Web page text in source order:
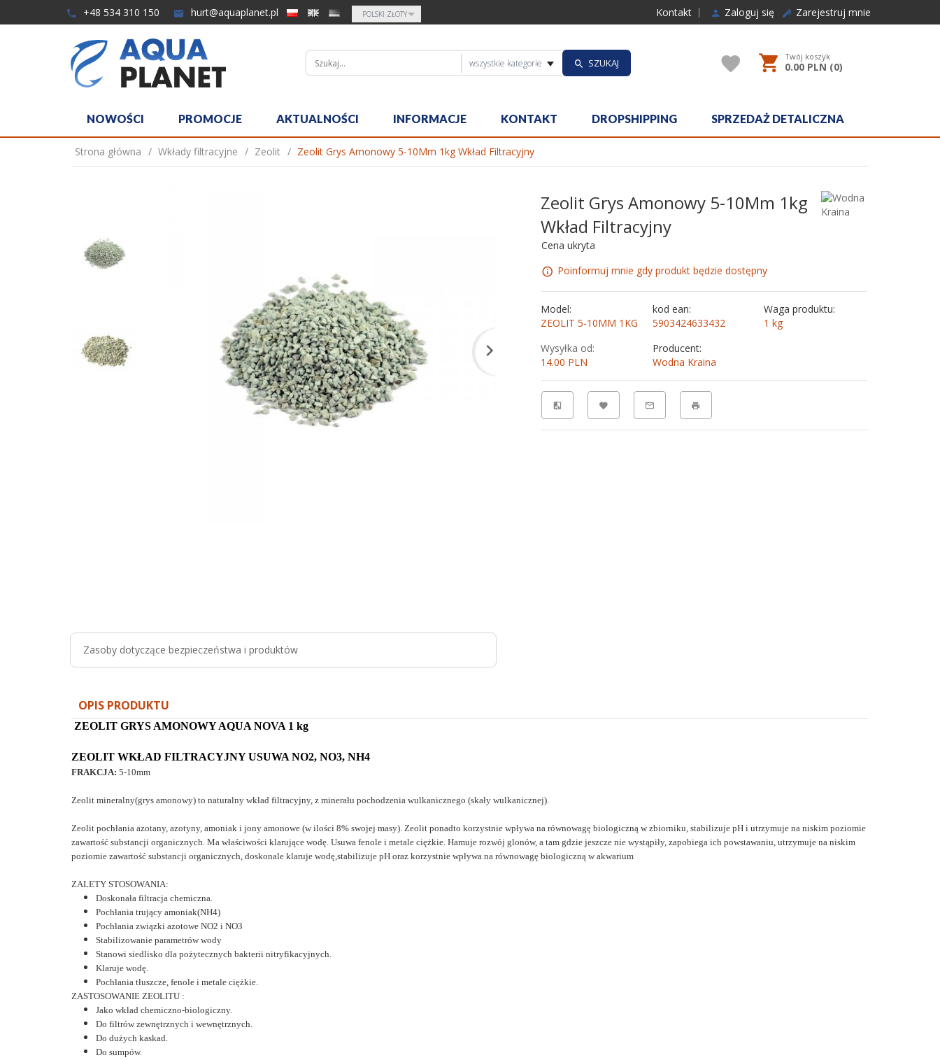
+48 534 310 150 hurt@aquaplanet.pl currency_h
POLSKI ZŁOTY Kontakt Zaloguj się Zarejestruj mnie
categories_searcher
wszystkie kategorie SZUKAJ
Twój koszyk
0.00 PLN (0)
NOWOŚCI PROMOCJE AKTUALNOŚCI INFORMACJE KONTAKT DROPSHIPPING SPRZEDAŻ DETALICZNA
Strona główna Wkłady filtracyjne Zeolit Zeolit Grys Amonowy 5-10Mm 1kg Wkład Filtracyjny
Zasoby dotyczące bezpieczeństwa i produktów
Zeolit Grys Amonowy 5-10Mm 1kg
Wkład Filtracyjny
Cena ukryta
Poinformuj mnie gdy produkt będzie dostępny
Model:
ZEOLIT 5-10MM 1KG
kod ean:
5903424633432
Waga produktu:
1 kg
Wysyłka od:
14.00 PLN
Producent:
Wodna Kraina
OPIS PRODUKTU
ZEOLIT GRYS AMONOWY AQUA NOVA 1 kg
ZEOLIT WKŁAD FILTRACYJNY USUWA NO2, NO3, NH4
FRAKCJA: 5-10mm
Zeolit mineralny(grys amonowy) to naturalny wkład filtracyjny, z minerału pochodzenia wulkanicznego (skały wulkanicznej).
Zeolit pochłania azotany, azotyny, amoniak i jony amonowe (w ilości 8% swojej masy). Zeolit ponadto korzystnie wpływa na równowagę biologiczną w zbiorniku, stabilizuje pH i utrzymuje na niskim poziomie
zawartość substancji organicznych. Ma właściwości klarujące wodę. Usuwa fenole i metale ciężkie. Hamuje rozwój glonów, a tam gdzie jeszcze nie wystąpiły, zapobiega ich powstawaniu, utrzymuje na niskim
poziomie zawartość substancji organicznych, doskonale klaruje wodę,stabilizuje pH oraz korzystnie wpływa na równowagę biologiczną w akwarium
ZALETY STOSOWANIA:
Doskonała filtracja chemiczna.
Pochłania trujący amoniak(NH4)
Pochłania związki azotowe NO2 i NO3
Stabilizowanie parametrów wody
Stanowi siedlisko dla pożytecznych bakterii nitryfikacyjnych.
Klaruje wodę.
Pochłania tłuszcze, fenole i metale ciężkie.
ZASTOSOWANIE ZEOLITU :
Jako wkład chemiczno-biologiczny.
Do filtrów zewnętrznych i wewnętrznych.
Do dużych kaskad.
Do sumpów.